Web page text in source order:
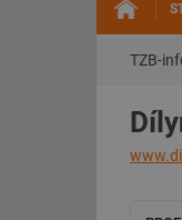
TZB-